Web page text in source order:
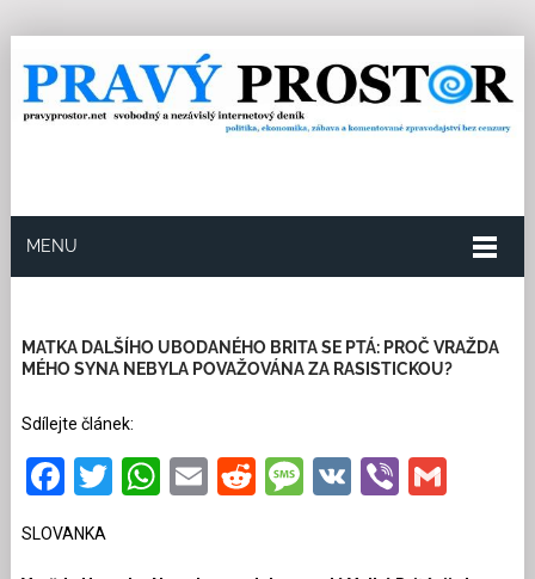
MENU
MATKA DALŠÍHO UBODANÉHO BRITA SE PTÁ: PROČ VRAŽDA
MÉHO SYNA NEBYLA POVAŽOVÁNA ZA RASISTICKOU?
Sdílejte článek:
Facebook
Twitter
WhatsApp
EmailRedditMessage
VKViber
SLOVANKA